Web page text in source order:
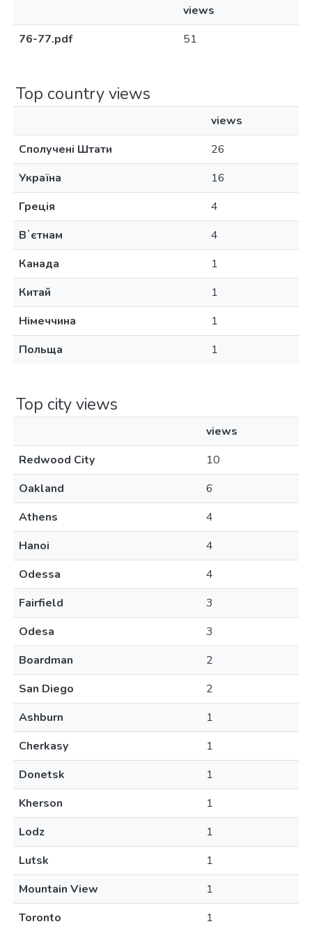
views
76-77.pdf
51
Top country views
views
Сполучені Штати
26
Україна
16
Греція
4
Вʼєтнам
4
Канада
1
Китай
1
Німеччина
1
Польща
1
Top city views
views
Redwood City
10
Oakland
6
Athens
4
Hanoi
4
Odessa
4
Fairfield
3
Odesa
3
Boardman
2
San Diego
2
Ashburn
1
Cherkasy
1
Donetsk
1
Kherson
1
Lodz
1
Lutsk
1
Mountain View
1
Toronto
1